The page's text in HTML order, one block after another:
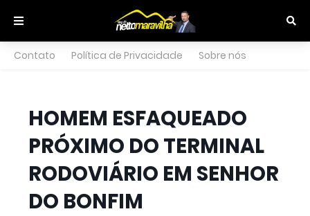
Contato Política de Privacidade Sobre nós
HOMEM ESFAQUEADO
PRÓXIMO DO TERMINAL
RODOVIÁRIO EM SENHOR
DO BONFIM